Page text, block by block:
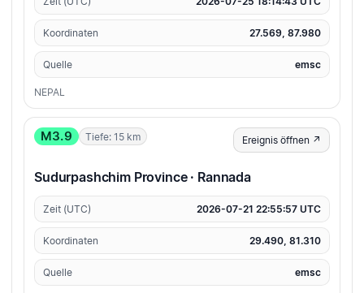
Koordinaten 27.569, 87.980
Quelle emsc
NEPAL
M3.9 Tiefe: 15 km Ereignis öffnen ↗
Sudurpashchim Province · Rannada
Zeit (UTC) 2026-07-21 22:55:57 UTC
Koordinaten 29.490, 81.310
Quelle emsc